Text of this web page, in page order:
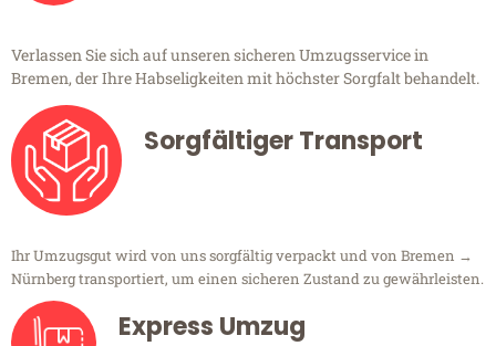
Verlassen Sie sich auf unseren sicheren Umzugsservice in
Bremen, der Ihre Habseligkeiten mit höchster Sorgfalt behandelt.
Sorgfältiger Transport
Ihr Umzugsgut wird von uns sorgfältig verpackt und von Bremen →
Nürnberg transportiert, um einen sicheren Zustand zu gewährleisten.
Express Umzug